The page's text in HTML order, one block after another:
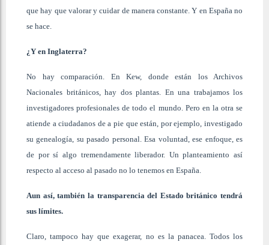
que hay que valorar y cuidar de manera constante. Y en España no
se hace.
¿Y en Inglaterra?
No hay comparación. En Kew, donde están los Archivos
Nacionales británicos, hay dos plantas. En una trabajamos los
investigadores profesionales de todo el mundo. Pero en la otra se
atiende a ciudadanos de a pie que están, por ejemplo, investigado
su genealogía, su pasado personal. Esa voluntad, ese enfoque, es
de por sí algo tremendamente liberador. Un planteamiento así
respecto al acceso al pasado no lo tenemos en España.
Aun así, también la transparencia del Estado británico tendrá
sus límites.
Claro, tampoco hay que exagerar, no es la panacea. Todos los